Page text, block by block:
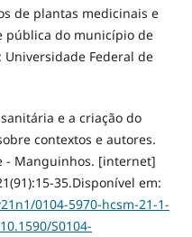
de plantas medicinais e
pública do município de
Universidade Federal de
sanitária e a criação do
contextos e autores.
- Manguinhos. [internet]
35.Disponível em:
0104-5970-hcsm-21-1-
S0104-